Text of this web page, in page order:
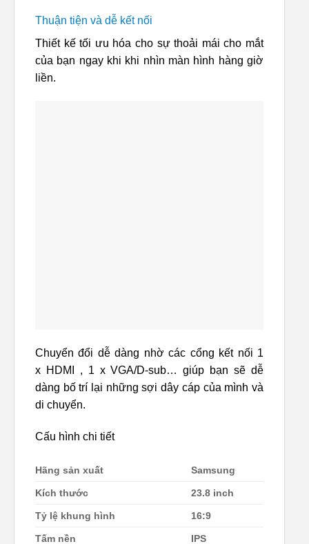
Thuận tiện và dễ kết nối
Thiết kế tối ưu hóa cho sự thoải mái cho mắt
của bạn ngay khi khi nhìn màn hình hàng giờ
liền.
Chuyển đổi dễ dàng nhờ các cổng kết nối 1
x HDMI , 1 x VGA/D-sub… giúp bạn sẽ dễ
dàng bố trí lại những sợi dây cáp của mình và
di chuyển.
Cấu hình chi tiết
Hãng sản xuất Samsung
Kích thước 23.8 inch
Tỷ lệ khung hình 16:9
Tấm nền IPS